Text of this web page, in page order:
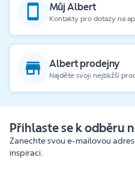
Můj Albert
Kontakty pro dotazy na
Albert prodejny
Najděte svoji nejbližší
Přihlaste se k odběru
Zanechte svou e-mailovou
inspiraci.